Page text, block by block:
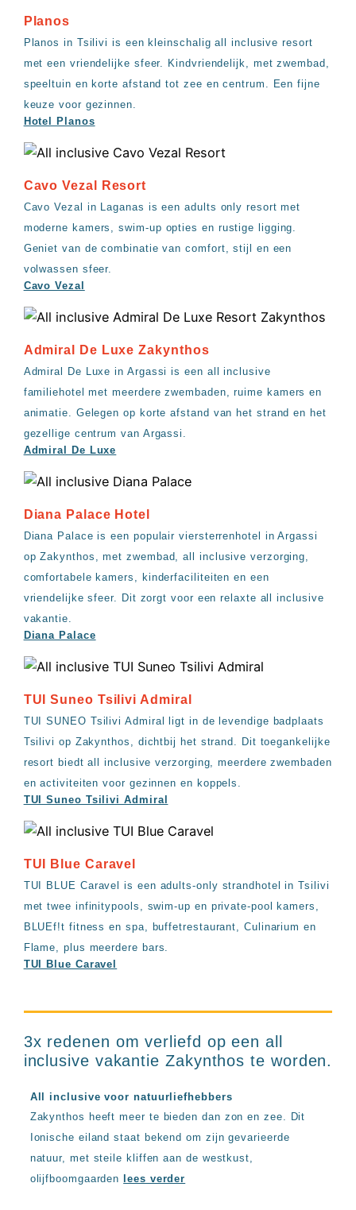
Planos
Planos in Tsilivi is een kleinschalig all inclusive resort
met een vriendelijke sfeer. Kindvriendelijk, met zwembad,
speeltuin en korte afstand tot zee en centrum. Een fijne
keuze voor gezinnen.
Hotel Planos
Cavo Vezal Resort
Cavo Vezal in Laganas is een adults only resort met
moderne kamers, swim-up opties en rustige ligging.
Geniet van de combinatie van comfort, stijl en een
volwassen sfeer.
Cavo Vezal
Admiral De Luxe Zakynthos
Admiral De Luxe in Argassi is een all inclusive
familiehotel met meerdere zwembaden, ruime kamers en
animatie. Gelegen op korte afstand van het strand en het
gezellige centrum van Argassi.
Admiral De Luxe
Diana Palace Hotel
Diana Palace is een populair viersterrenhotel in Argassi
op Zakynthos, met zwembad, all inclusive verzorging,
comfortabele kamers, kinderfaciliteiten en een
vriendelijke sfeer. Dit zorgt voor een relaxte all inclusive
vakantie.
Diana Palace
TUI Suneo Tsilivi Admiral
TUI SUNEO Tsilivi Admiral ligt in de levendige badplaats
Tsilivi op Zakynthos, dichtbij het strand. Dit toegankelijke
resort biedt all inclusive verzorging, meerdere zwembaden
en activiteiten voor gezinnen en koppels.
TUI Suneo Tsilivi Admiral
TUI Blue Caravel
TUI BLUE Caravel is een adults-only strandhotel in Tsilivi
met twee infinitypools, swim-up en private-pool kamers,
BLUEf!t fitness en spa, buffetrestaurant, Culinarium en
Flame, plus meerdere bars.
TUI Blue Caravel
3x redenen om verliefd op een all
inclusive vakantie Zakynthos te worden.
All inclusive voor natuurliefhebbers
Zakynthos heeft meer te bieden dan zon en zee. Dit
Ionische eiland staat bekend om zijn gevarieerde
natuur, met steile kliffen aan de westkust,
olijfboomgaarden lees verder